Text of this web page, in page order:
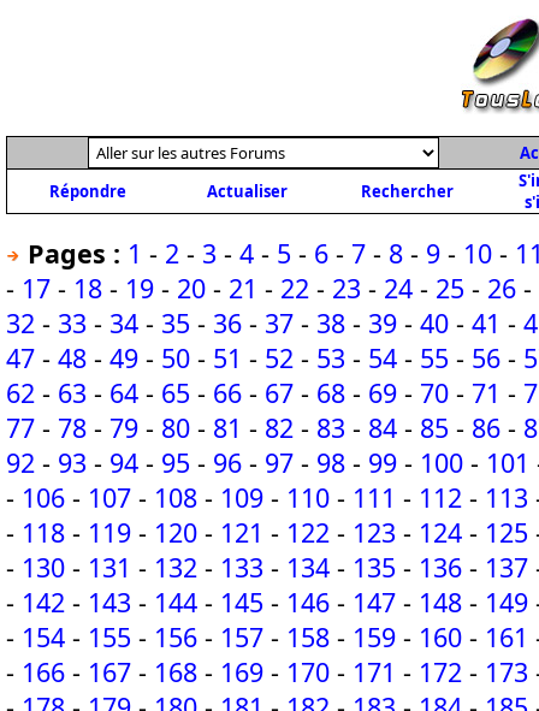
Répondre
Actualiser Rechercher
Pages : 1 - 2 - 3 - 4 - 5 - 6 - 7 - 8 - 9 - 10 -
- 17 - 18 - 19 - 20 - 21 - 22 - 23 - 24 - 25 - 26 -
32 - 33 - 34 - 35 - 36 - 37 - 38 - 39 - 40 - 41 -
47 - 48 - 49 - 50 - 51 - 52 - 53 - 54 - 55 - 56 -
62 - 63 - 64 - 65 - 66 - 67 - 68 - 69 - 70 - 71 -
77 - 78 - 79 - 80 - 81 - 82 - 83 - 84 - 85 - 86 -
92 - 93 - 94 - 95 - 96 - 97 - 98 - 99 - 100 - 101
- 106 - 107 - 108 - 109 - 110 - 111 - 112 - 113
- 118 - 119 - 120 - 121 - 122 - 123 - 124 - 125
- 130 - 131 - 132 - 133 - 134 - 135 - 136 - 137
- 142 - 143 - 144 - 145 - 146 - 147 - 148 - 149
- 154 - 155 - 156 - 157 - 158 - 159 - 160 - 161
- 166 - 167 - 168 - 169 - 170 - 171 - 172 - 173